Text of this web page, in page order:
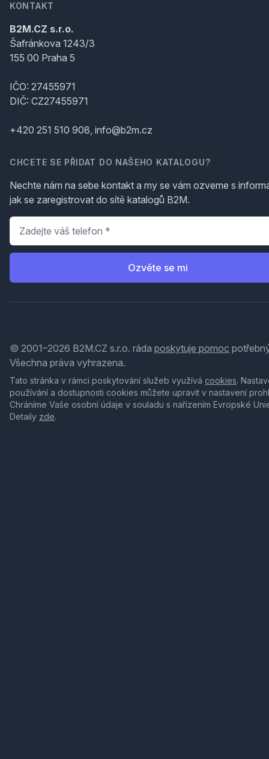
KONTAKT
B2M.CZ s.r.o.
Šafránkova 1243/3
155 00 Praha 5
IČO: 27455971
DIČ: CZ27455971
+420 251 510 908, info@b2m.cz
CHCETE SE PŘIDAT DO NAŠEHO KATALOGU?
Nechte nám na sebe kontakt a my se vám ozveme s
jak se zaregistrovat do sítě katalogů B2M.
Telefon
Ozvěte se mi
© 2001–2026 B2M.CZ s.r.o. ráda poskytuje pomoc
Všechna práva vyhrazena.
Tato stránka v rámci poskytování služeb využívá cookies.
používání a dostupnosti cookies můžete upravit v nastavení
Chráníme Vaše osobní údaje v souladu s nařízením Evropské
Detaily zde.